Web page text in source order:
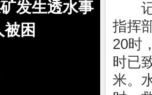
发生透水事
困
记
指挥
20时
时已
米。